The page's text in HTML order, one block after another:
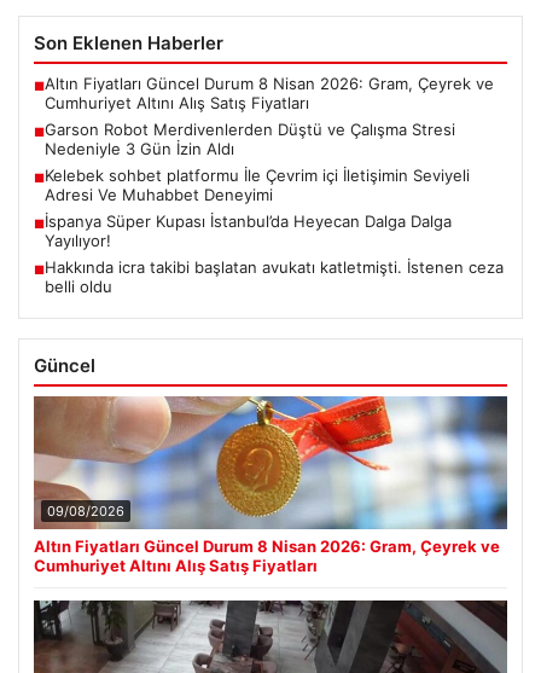
Son Eklenen Haberler
■Altın Fiyatları Güncel Durum 8 Nisan 2026: Gram, Çeyrek ve
Cumhuriyet Altını Alış Satış Fiyatları
■Garson Robot Merdivenlerden Düştü ve Çalışma Stresi
Nedeniyle 3 Gün İzin Aldı
■Kelebek sohbet platformu İle Çevrim içi İletişimin Seviyeli
Adresi Ve Muhabbet Deneyimi
■İspanya Süper Kupası İstanbul’da Heyecan Dalga Dalga
Yayılıyor!
■Hakkında icra takibi başlatan avukatı katletmişti. İstenen ceza
belli oldu
Güncel
09/08/2026
Altın Fiyatları Güncel Durum 8 Nisan 2026: Gram, Çeyrek ve
Cumhuriyet Altını Alış Satış Fiyatları